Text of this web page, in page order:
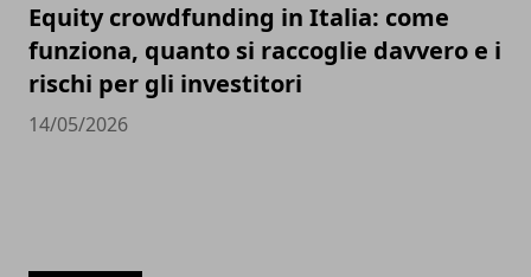
Equity crowdfunding in Italia: come
funziona, quanto si raccoglie davvero e i
rischi per gli investitori
14/05/2026